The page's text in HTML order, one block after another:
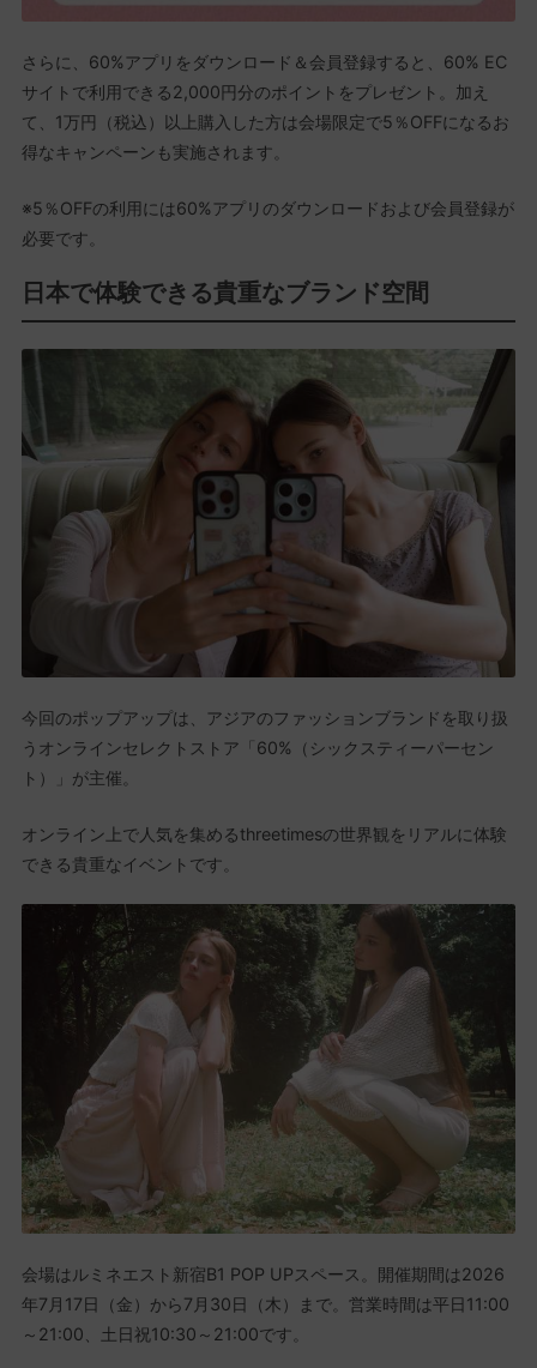
さらに、60%アプリをダウンロード＆会員登録すると、60% EC
サイトで利用できる2,000円分のポイントをプレゼント。加え
て、1万円（税込）以上購入した方は会場限定で5％OFFになるお
得なキャンペーンも実施されます。
※5％OFFの利用には60%アプリのダウンロードおよび会員登録が
必要です。
日本で体験できる貴重なブランド空間
今回のポップアップは、アジアのファッションブランドを取り扱
うオンラインセレクトストア「60%（シックスティーパーセン
ト）」が主催。
オンライン上で人気を集めるthreetimesの世界観をリアルに体験
できる貴重なイベントです。
会場はルミネエスト新宿B1 POP UPスペース。開催期間は2026
年7月17日（金）から7月30日（木）まで。営業時間は平日11:00
～21:00、土日祝10:30～21:00です。